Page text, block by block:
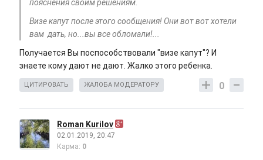
пояснения своим решениям.
Визе капут после этого сообщения! Они вот вот хотели
вам дать, но...вы все обломали!...
Получается Вы поспособствовали "визе капут"? И
знаете кому дают не дают. Жалко этого ребенка.
0
ЦИТИРОВАТЬ ЖАЛОБА МОДЕРАТОРУ
Roman Kurilov
02.01.2019, 20:47
Карма: 0